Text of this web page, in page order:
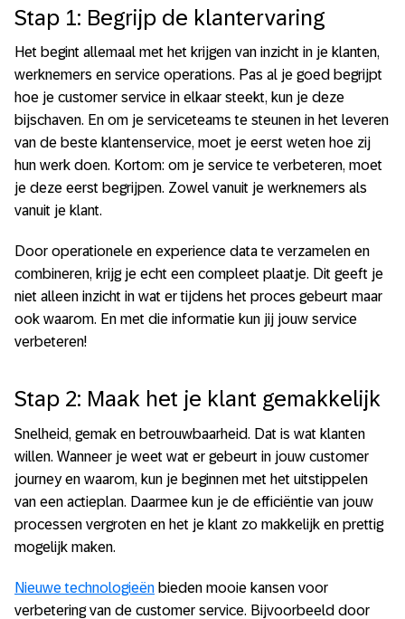
Stap 1: Begrijp de klantervaring
Het begint allemaal met het krijgen van inzicht in je klanten,
werknemers en service operations. Pas al je goed begrijpt
hoe je customer service in elkaar steekt, kun je deze
bijschaven. En om je serviceteams te steunen in het leveren
van de beste klantenservice, moet je eerst weten hoe zij
hun werk doen. Kortom: om je service te verbeteren, moet
je deze eerst begrijpen. Zowel vanuit je werknemers als
vanuit je klant.
Door operationele en experience data te verzamelen en
combineren, krijg je echt een compleet plaatje. Dit geeft je
niet alleen inzicht in wat er tijdens het proces gebeurt maar
ook waarom. En met die informatie kun jij jouw service
verbeteren!
Stap 2: Maak het je klant gemakkelijk
Snelheid, gemak en betrouwbaarheid. Dat is wat klanten
willen. Wanneer je weet wat er gebeurt in jouw customer
journey en waarom, kun je beginnen met het uitstippelen
van een actieplan. Daarmee kun je de efficiëntie van jouw
processen vergroten en het je klant zo makkelijk en prettig
mogelijk maken.
Nieuwe technologieën bieden mooie kansen voor
verbetering van de customer service. Bijvoorbeeld door